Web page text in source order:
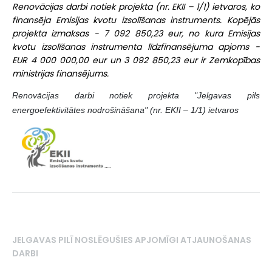
Renovācijas darbi notiek projekta (nr. EKII – 1/1) ietvaros, ko
finansēja Emisijas kvotu izsolīšanas instruments. Kopējās
projekta izmaksas - 7 092 850,23 eur, no kura Emisijas
kvotu izsolīšanas instrumenta līdzfinansējuma apjoms -
EUR 4 000 000,00 eur un 3 092 850,23 eur ir Zemkopības
ministrijas finansējums.
Renovācijas darbi notiek projekta "Jelgavas pils
energoefektivitātes nodrošināšana" (nr. EKII – 1/1) ietvaros
JELGAVAS PILĪ NOSLĒGUŠIES APJOMĪGI ATJAUNOŠANAS
DARBI